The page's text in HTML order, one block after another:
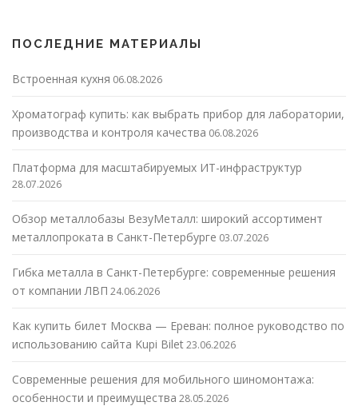
ПОСЛЕДНИЕ МАТЕРИАЛЫ
Встроенная кухня 06.08.2026
Хроматограф купить: как выбрать прибор для лаборатории,
производства и контроля качества 06.08.2026
Платформа для масштабируемых ИТ-инфраструктур
28.07.2026
Обзор металлобазы ВезуМеталл: широкий ассортимент
металлопроката в Санкт-Петербурге 03.07.2026
Гибка металла в Санкт-Петербурге: современные решения
от компании ЛВП 24.06.2026
Как купить билет Москва — Ереван: полное руководство по
использованию сайта Kupi Bilet23.06.2026
Современные решения для мобильного шиномонтажа:
особенности и преимущества 28.05.2026